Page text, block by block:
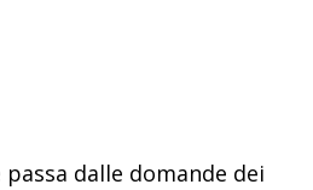
dalle domande dei